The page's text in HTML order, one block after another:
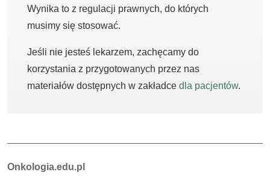
Wynika to z regulacji prawnych, do których
musimy się stosować.
Jeśli nie jesteś lekarzem, zachęcamy do
korzystania z przygotowanych przez nas
materiałów dostępnych w zakładce dla pacjentów.
Autorzy:
Onkologia.edu.pl